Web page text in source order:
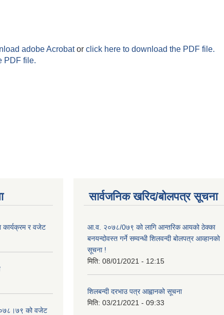
adobe Acrobator click here to download the PDF file.
PDF file.
र वजेट
को वजेट
सार्वजनिक खरिद/बोलपत्र सूचना
आ.व. २०७८/0७९ को लागि आन्तरिक आयको ठेक्का
बनयन्दोवस्त गर्ने सम्वन्धी शिलवन्दी बोलपत्र आव्हानको
सूचना !
मिति: 08/01/2021 - 12:15
शिलबन्दी दरभाउ पत्र आह्वानको सूचना
मिति: 03/21/2021 - 09:33